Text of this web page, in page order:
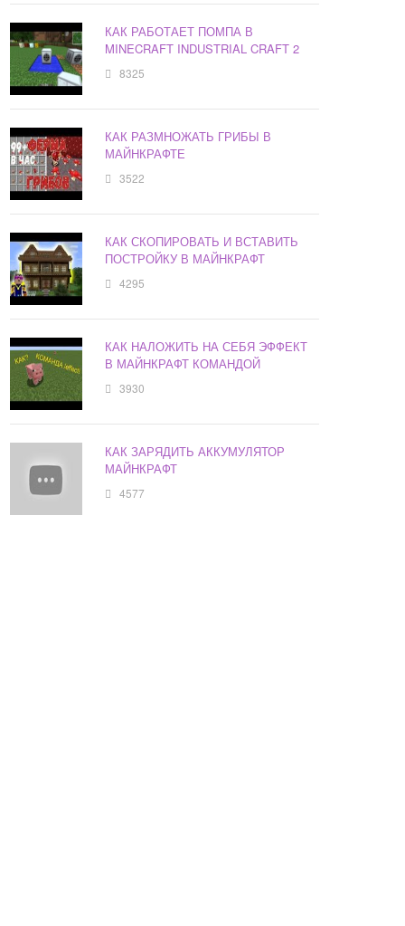
КАК РАБОТАЕТ ПОМПА В
MINECRAFT INDUSTRIAL CRAFT 2
8325
КАК РАЗМНОЖАТЬ ГРИБЫ В
МАЙНКРАФТЕ
3522
КАК СКОПИРОВАТЬ И ВСТАВИТЬ
ПОСТРОЙКУ В МАЙНКРАФТ
4295
КАК НАЛОЖИТЬ НА СЕБЯ ЭФФЕКТ
В МАЙНКРАФТ КОМАНДОЙ
3930
КАК ЗАРЯДИТЬ АККУМУЛЯТОР
МАЙНКРАФТ
4577